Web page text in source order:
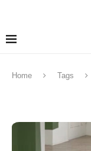
Home Tags